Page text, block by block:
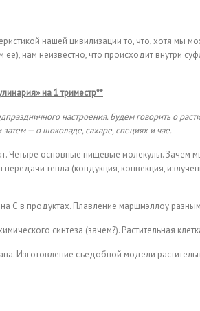
нашей цивилизации то, что, хотя мы
нам неизвестно, что происходит внутри
на 1 триместр**
настроения. Будем говорить о
— о шоколаде, сахаре, специях и чае.
Четыре основные пищевые молекулы. Зачем
тепла (кондукция, конвекция,
С в продуктах. Плавление маршмэллоу
синтеза (зачем?). Растительная
Изготовление съедобной модели